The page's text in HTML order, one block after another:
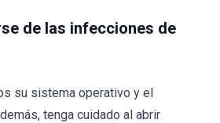
de las infecciones de
su sistema operativo y el
tenga cuidado al abrir